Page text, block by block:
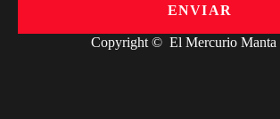
ENVIAR
Copyright © El Mercurio Manta